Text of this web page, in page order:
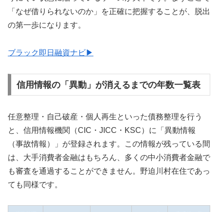
「なぜ借りられないのか」を正確に把握することが、脱出
の第一歩になります。
ブラック即日融資ナビ▶
信用情報の「異動」が消えるまでの年数一覧表
任意整理・自己破産・個人再生といった債務整理を行う
と、信用情報機関（CIC・JICC・KSC）に「異動情報
（事故情報）」が登録されます。この情報が残っている間
は、大手消費者金融はもちろん、多くの中小消費者金融で
も審査を通過することができません。野迫川村在住であっ
ても同様です。